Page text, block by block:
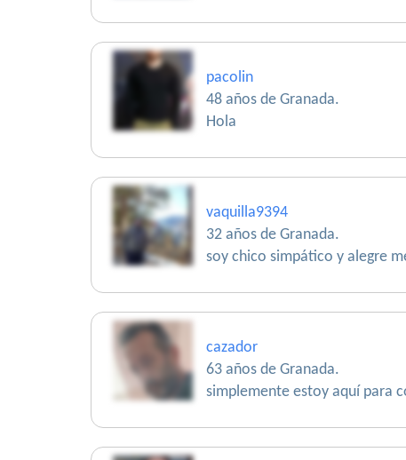
pacolin
48 años de Granada.
Hola
vaquilla9394
32 años de Granada.
soy chico simpático y alegre
cazador
63 años de Granada.
simplemente estoy aquí para